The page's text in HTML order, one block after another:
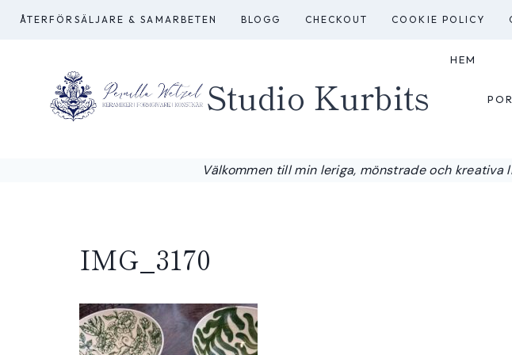
Skip
ÅTERFÖRSÄLJARE & SAMARBETEN BLOGG CHECKOUT COOKIE POLICY
Studio Kurbits
HEM
Välkommen till min leriga, mönstrade och
IMG_3170